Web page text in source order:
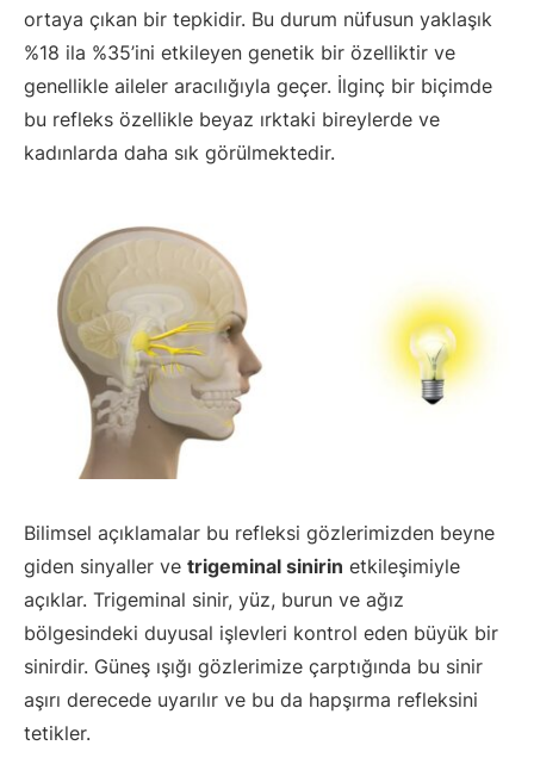
ortaya çıkan bir tepkidir. Bu durum nüfusun yaklaşık
%18 ila %35’ini etkileyen genetik bir özelliktir ve
genellikle aileler aracılığıyla geçer. İlginç bir biçimde
bu refleks özellikle beyaz ırktaki bireylerde ve
kadınlarda daha sık görülmektedir.
Bilimsel açıklamalar bu refleksi gözlerimizden beyne
giden sinyaller ve trigeminal sinirin etkileşimiyle
açıklar. Trigeminal sinir, yüz, burun ve ağız
bölgesindeki duyusal işlevleri kontrol eden büyük bir
sinirdir. Güneş ışığı gözlerimize çarptığında bu sinir
aşırı derecede uyarılır ve bu da hapşırma refleksini
tetikler.